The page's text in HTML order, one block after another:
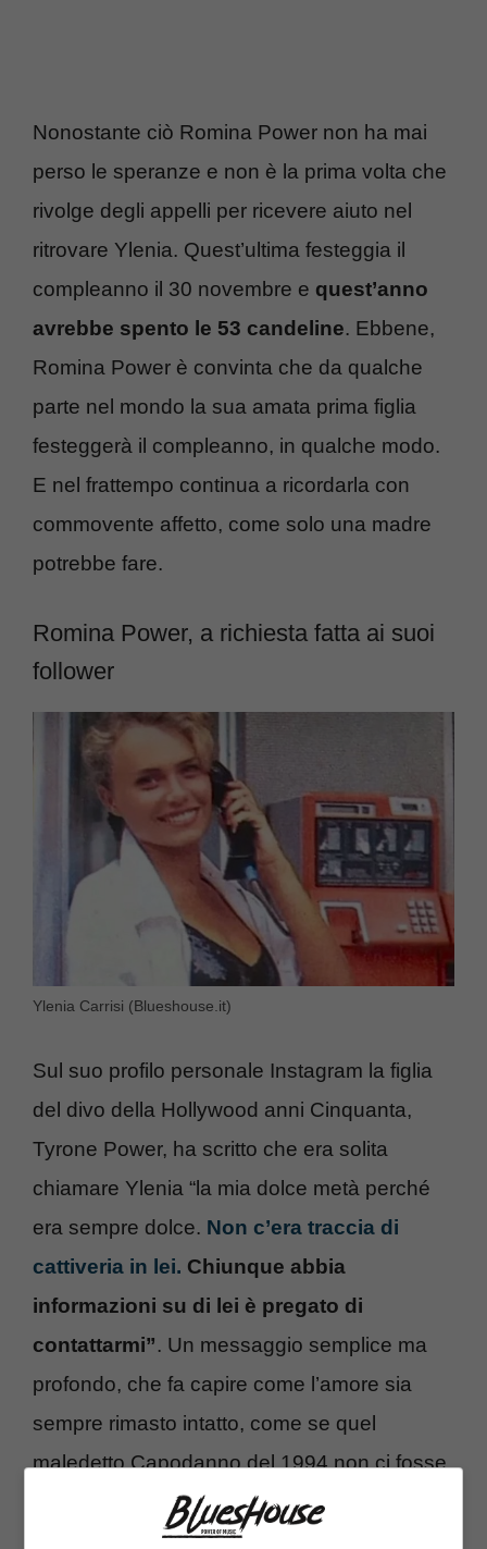
Nonostante ciò Romina Power non ha mai
perso le speranze e non è la prima volta che
rivolge degli appelli per ricevere aiuto nel
ritrovare Ylenia. Quest’ultima festeggia il
compleanno il 30 novembre e quest’anno
avrebbe spento le 53 candeline. Ebbene,
Romina Power è convinta che da qualche
parte nel mondo la sua amata prima figlia
festeggerà il compleanno, in qualche modo.
E nel frattempo continua a ricordarla con
commovente affetto, come solo una madre
potrebbe fare.
Romina Power, a richiesta fatta ai suoi
follower
Ylenia Carrisi (Blueshouse.it)
Sul suo profilo personale Instagram la figlia
del divo della Hollywood anni Cinquanta,
Tyrone Power, ha scritto che era solita
chiamare Ylenia “la mia dolce metà perché
era sempre dolce. Non c’era traccia di
cattiveria in lei. Chiunque abbia
informazioni su di lei è pregato di
contattarmi”. Un messaggio semplice ma
profondo, che fa capire come l’amore sia
sempre rimasto intatto, come se quel
maledetto Capodanno del 1994 non ci fosse